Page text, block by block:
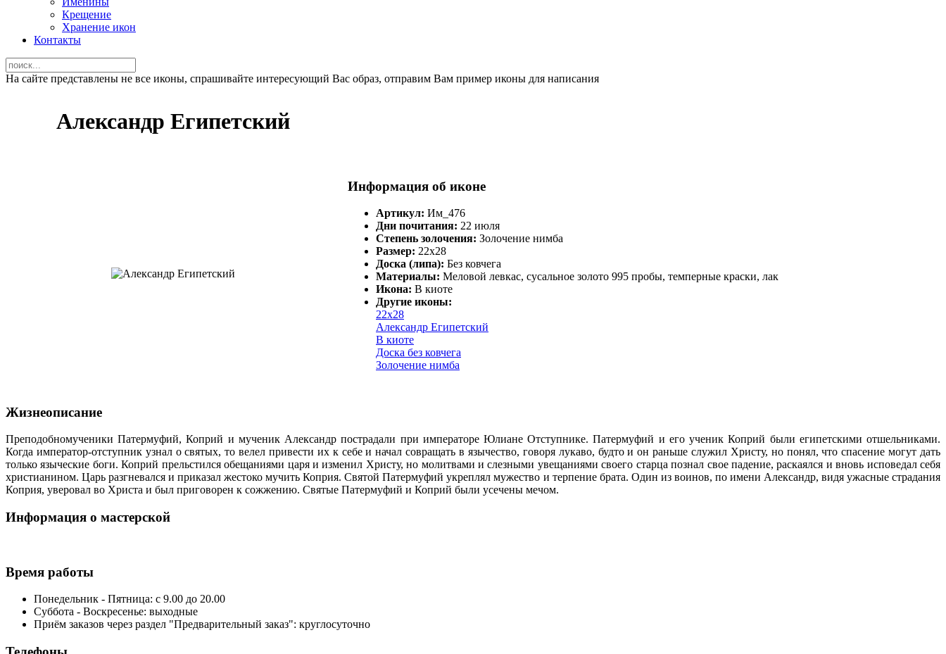
Крещение
Хранение икон
Контакты
На сайте представлены не все иконы, спрашивайте интересующий Вас образ, отправим Вам пример иконы для написания
Александр Египетский
Информация об иконе
Артикул: Им_476
Дни почитания: 22 июля
Степень золочения: Золочение нимба
Размер: 22х28
Доска (липа): Без ковчега
Материалы: Меловой левкас, сусальное золото 995 пробы, темперные краски, лак
Икона: В киоте
Другие иконы:
22х28
Александр Египетский
В киоте
Доска без ковчега
Золочение нимба
Жизнеописание
Преподобномученики Патермуфий, Коприй и мученик Александр пострадали при императоре Юлиане Отступнике. Патермуфий и его ученик Коприй были египетскими отшельниками.
Когда император-отступник узнал о святых, то велел привести их к себе и начал совращать в язычество, говоря лукаво, будто и он раньше служил Христу, но понял, что спасение могут дать
только языческие боги. Коприй прельстился обещаниями царя и изменил Христу, но молитвами и слезными увещаниями своего старца познал свое падение, раскаялся и вновь исповедал себя
христианином. Царь разгневался и приказал жестоко мучить Коприя. Святой Патермуфий укреплял мужество и терпение брата. Один из воинов, по имени Александр, видя ужасные страдания
Коприя, уверовал во Христа и был приговорен к сожжению. Святые Патермуфий и Коприй были усечены мечом.
Информация о мастерской
Время работы
Понедельник - Пятница: с 9.00 до 20.00
Суббота - Воскресенье: выходные
Приём заказов через раздел "Предварительный заказ": круглосуточно